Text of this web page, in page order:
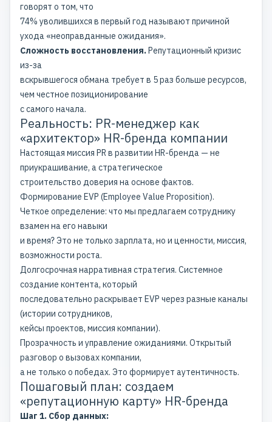
говорят о том, что
74% уволившихся в первый год называют причиной
ухода «неоправданные ожидания».
Сложность восстановления.Репутационный кризис
из-за
вскрывшегося обмана требует в 5 раз больше ресурсов,
чем честное позиционирование
с самого начала.
Реальность: PR-менеджер как
«архитектор» HR-бренда компании
Настоящая миссия PR в развитии HR-бренда — не
приукрашивание, а стратегическое
строительство доверия на основе фактов.
Формирование EVP (Employee Value Proposition).
Четкое определение: что мы предлагаем сотруднику
взамен на его навыки
и время? Это не только зарплата, но и ценности, миссия,
возможности роста.
Долгосрочная нарративная стратегия. Системное
создание контента, который
последовательно раскрывает EVP через разные каналы
(истории сотрудников,
кейсы проектов, миссия компании).
Прозрачность и управление ожиданиями. Открытый
разговор о вызовах компании,
а не только о победах. Это формирует аутентичность.
Пошаговый план: создаем
«репутационную карту» HR-бренда
Шаг 1. Сбор данных: